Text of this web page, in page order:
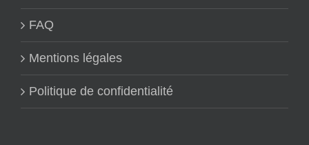
FAQ
Mentions légales
Politique de confidentialité